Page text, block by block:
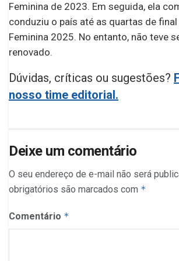
Feminina de 2023. Em seguida, ela
conduziu o país até as quartas de
Feminina 2025. No entanto, não teve
renovado.
Dúvidas, críticas ou sugestões?
nosso time editorial.
Deixe um comentário
O seu endereço de e-mail não será
obrigatórios são marcados com *
Comentário *